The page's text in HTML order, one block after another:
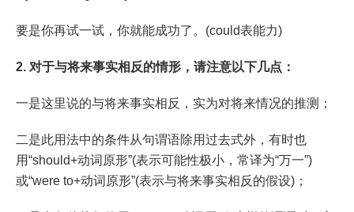
要是你再试一试，你就能成功了。(could表能力)
2. 对于与将来事实相反的情形，请注意以下几点：
一是这里说的与将来事实相反，实为对将来情况的推测；
二是此用法中的条件从句谓语除用过去式外，有时也
用“should+动词原形”(表示可能性极小，常译为“万一”)
或“were to+动词原形”(表示与将来事实相反的假设)；